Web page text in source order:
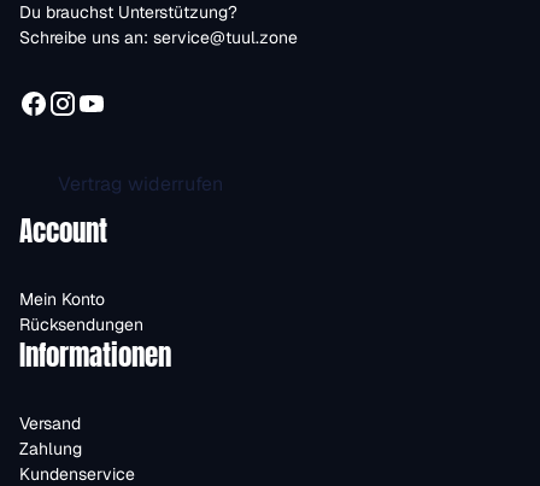
Du brauchst Unterstützung?
Schreibe uns an: service@tuul.zone
Vertrag widerrufen
Account
Mein Konto
Rücksendungen
Informationen
Versand
Zahlung
Kundenservice